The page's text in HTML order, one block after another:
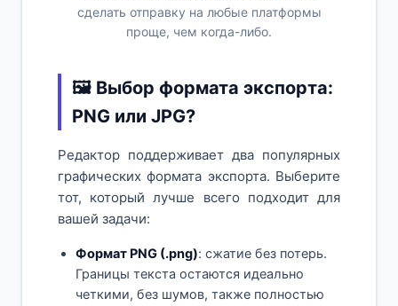
сделать отправку на любые платформы
проще, чем когда-либо.
🖼️ Выбор формата экспорта:
PNG или JPG?
Редактор поддерживает два популярных
графических формата экспорта. Выберите
тот, который лучше всего подходит для
вашей задачи:
Формат PNG (.png): сжатие без потерь.
Границы текста остаются идеально
четкими, без шумов, также полностью